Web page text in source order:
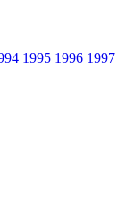
1995 1996 1997